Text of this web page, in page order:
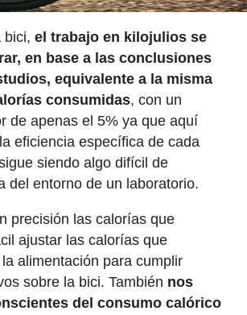
bici, el trabajo en kilojulios se
en base a las conclusiones
equivalente a la misma
consumidas, con un
de apenas el 5% ya que aquí
eficiencia específica de cada
siendo algo difícil de
del entorno de un laboratorio.
precisión las calorías que
ajustar las calorías que
alimentación para cumplir
sobre la bici. También nos
del consumo calórico